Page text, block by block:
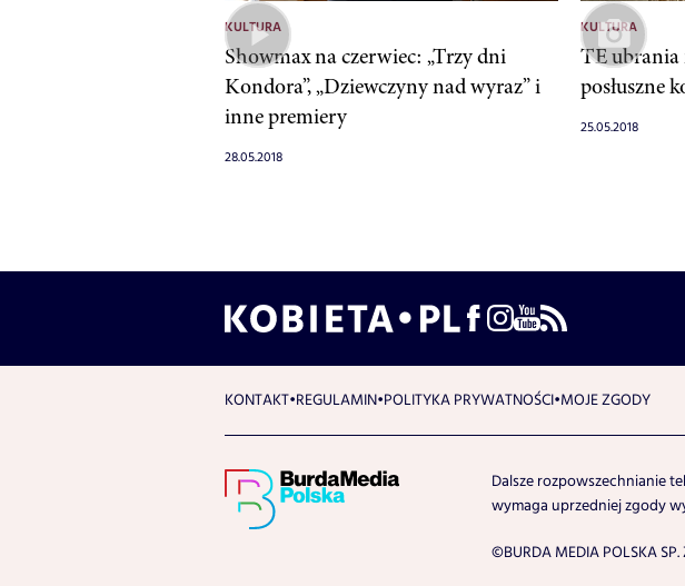
KULTURA
Showmax na czerwiec: „Trzy dni
Kondora”, „Dziewczyny nad wyraz” i
inne premiery
28.05.2018
KULTURA
TE ubrania
posłuszne
25.05.2018
KONTAKT REGULAMIN POLITYKA PRYWATNOŚCI MOJE ZGODY
Dalsze rozpowszechnianie
wymaga uprzedniej zgody
©BURDA MEDIA POLSKA SP.